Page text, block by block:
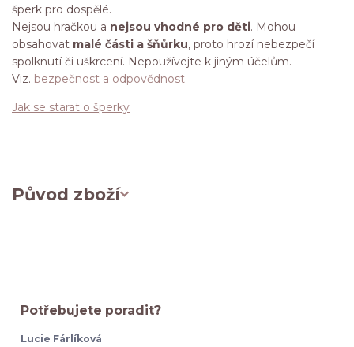
šperk pro dospělé.
Nejsou hračkou a nejsou vhodné pro děti. Mohou
obsahovat malé části a šňůrku, proto hrozí nebezpečí
spolknutí či uškrcení. Nepoužívejte k jiným účelům.
Viz. bezpečnost a odpovědnost
Jak se starat o šperky
Původ zboží
Potřebujete poradit?
Lucie Fárlíková